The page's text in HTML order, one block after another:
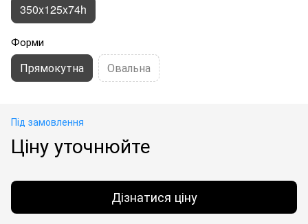
350x125x74h
Форми
Прямокутна Овальна
Під замовлення
Ціну уточнюйте
Дізнатися ціну